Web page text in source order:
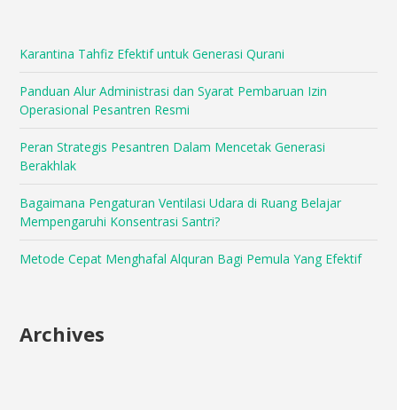
Karantina Tahfiz Efektif untuk Generasi Qurani
Panduan Alur Administrasi dan Syarat Pembaruan Izin
Operasional Pesantren Resmi
Peran Strategis Pesantren Dalam Mencetak Generasi
Berakhlak
Bagaimana Pengaturan Ventilasi Udara di Ruang Belajar
Mempengaruhi Konsentrasi Santri?
Metode Cepat Menghafal Alquran Bagi Pemula Yang Efektif
Archives